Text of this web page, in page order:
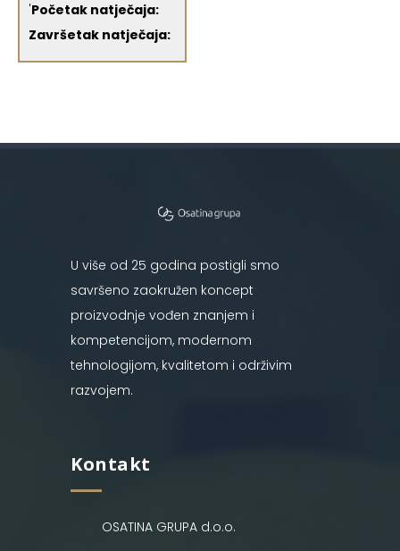
'Početak natječaja:
Završetak natječaja:
U više od 25 godina postigli smo
savršeno zaokružen koncept
proizvodnje vođen znanjem i
kompetencijom, modernom
tehnologijom, kvalitetom i održivim
razvojem.
Kontakt
OSATINA GRUPA d.o.o.